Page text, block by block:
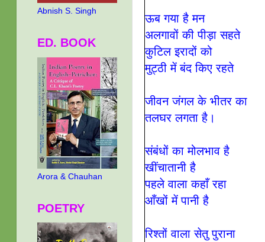
ऊब गया है मन
अलगावों की पीड़ा सहते
कुटिल इरादों को
मुट्ठी में बंद किए रहते
जीवन जंगल के भीतर का
तलघर लगता है।
संबंधों का मोलभाव है
खींचातानी है
पहले वाला कहाँ रहा
आँखों में पानी है
रिश्तों वाला सेतु पुराना
Abnish S. Singh
ED. BOOK
Arora & Chauhan
POETRY